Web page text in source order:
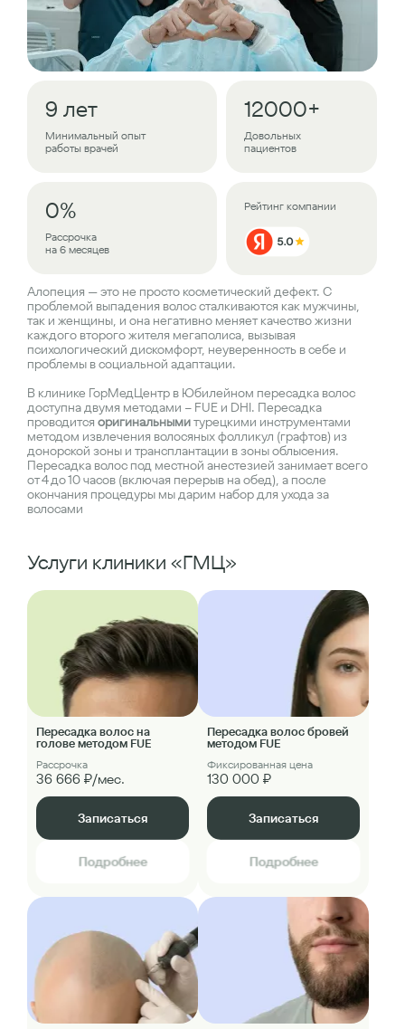
9 лет
Минимальный опыт
работы врачей
0%
Рассрочка
на 6 месяцев
12000+
Довольных
пациентов
Рейтинг компании
Алопеция — это не просто косметический дефект. С
проблемой выпадения волос сталкиваются как мужчины,
так и женщины, и она негативно меняет качество жизни
каждого второго жителя мегаполиса, вызывая
психологический дискомфорт, неуверенность в себе и
проблемы в социальной адаптации.
В клинике ГорМедЦентр в Юбилейном пересадка волос
доступна двумя методами – FUE и DHI. Пересадка
проводится оригинальнымитурецкими инструментами
методом извлечения волосяных фолликул (графтов) из
донорской зоны и трансплантации в зоны облысения.
Пересадка волос под местной анестезией занимает всего
от 4 до 10 часов (включая перерыв на обед), а после
окончания процедуры мы дарим набор для ухода за
волосами
Услуги клиники «ГМЦ»
Пересадка волос на
голове методом FUE
Рассрочка
36 666 ₽/мес.
Записаться
Подробнее
Пересадка волос бровей
методом FUE
Фиксированная цена
130 000 ₽
Записаться
Подробнее